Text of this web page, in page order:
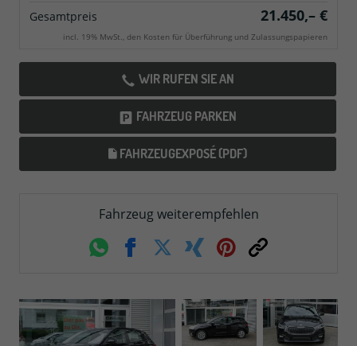
Gesamtpreis 21.450,– €
incl. 19% MwSt., den Kosten für Überführung und Zulassungspapieren
WIR RUFEN SIE AN
FAHRZEUG PARKEN
FAHRZEUGEXPOSÉ (PDF)
Fahrzeug weiterempfehlen
WhatsappFacebookTwitterXing Pinterest
Link